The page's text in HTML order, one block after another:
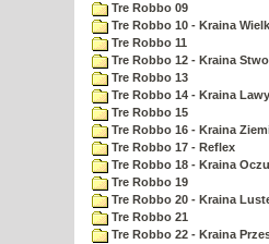
Tre Robbo 09
Tre Robbo 10 - Kraina
Tre Robbo 11
Tre Robbo 12 - Kraina
Tre Robbo 13
Tre Robbo 14 - Kraina Lawy
Tre Robbo 15
Tre Robbo 16 - Kraina
Tre Robbo 17 - Reflex
Tre Robbo 18 - Kraina Oczu
Tre Robbo 19
Tre Robbo 20 - Kraina
Tre Robbo 21
Tre Robbo 22 - Kraina